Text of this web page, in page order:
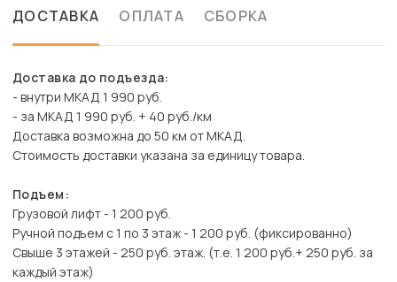
ДОСТАВКА ОПЛАТА СБОРКА
Доставка до подъезда:
- внутри МКАД 1 990 руб.
- за МКАД 1 990 руб. + 40 руб./км
Доставка возможна до 50 км от МКАД.
Стоимость доставки указана за единицу товара.
Подъем:
Грузовой лифт - 1 200 руб.
Ручной подъем с 1 по 3 этаж - 1 200 руб. (фиксированно)
Свыше 3 этажей - 250 руб. этаж. (т.е. 1 200 руб.+ 250 руб. за
каждый этаж)